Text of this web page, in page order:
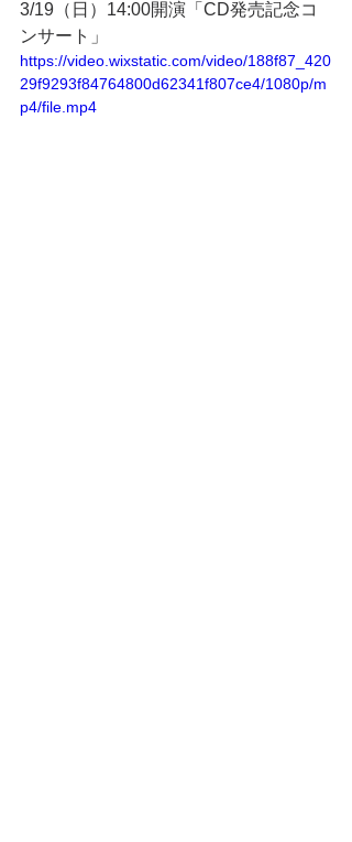
3/19（日）14:00開演「CD発売記念コ
ンサート」
https://video.wixstatic.com/video/188f87_420
29f9293f84764800d62341f807ce4/1080p/m
p4/file.mp4